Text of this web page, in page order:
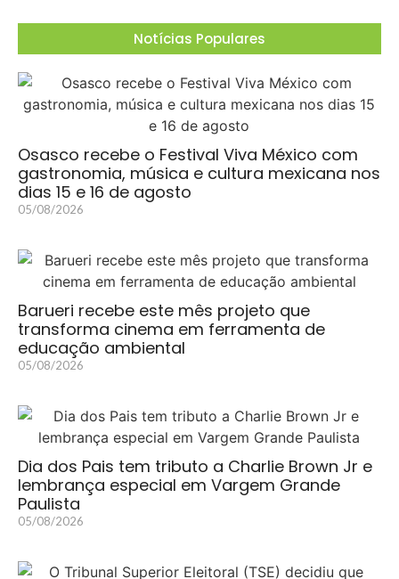
Notícias Populares
Osasco recebe o Festival Viva México com
gastronomia, música e cultura mexicana nos
dias 15 e 16 de agosto
05/08/2026
Barueri recebe este mês projeto que
transforma cinema em ferramenta de
educação ambiental
05/08/2026
Dia dos Pais tem tributo a Charlie Brown Jr e
lembrança especial em Vargem Grande
Paulista
05/08/2026